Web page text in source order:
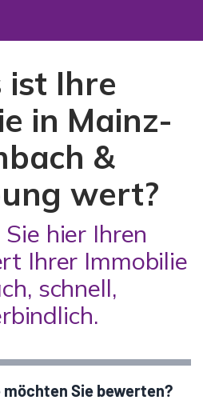
ist Ihre
in Mainz-
&
wert?
hier Ihren
Ihrer Immobilie
schnell,